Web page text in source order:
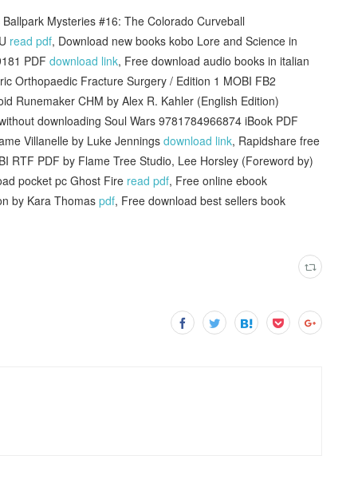
Mysteries #16: The Colorado Curveball
read pdf, Download new books kobo Lore and Science in
PDF download link, Free download audio books in italian
Orthopaedic Fracture Surgery / Edition 1 MOBI FB2
Runemaker CHM by Alex R. Kahler (English Edition)
downloading Soul Wars 9781784966874 iBook PDF
Villanelle by Luke Jennings download link, Rapidshare free
RTF PDF by Flame Tree Studio, Lee Horsley (Foreword by)
pocket pc Ghost Fire read pdf, Free online ebook
by Kara Thomas pdf, Free download best sellers book